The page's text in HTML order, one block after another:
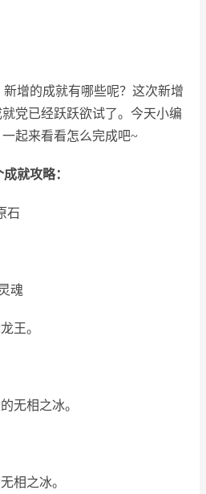
新增的成就有哪些呢？这次新增
党已经跃跃欲试了。今天小编
起来看看怎么完成吧~
就攻略：
石
魂
王。
无相之冰。
相之冰。